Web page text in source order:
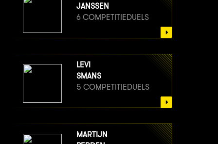
JANSSEN
6 COMPETITIEDUELS
LEVI
SMANS
5 COMPETITIEDUELS
MARTIJN